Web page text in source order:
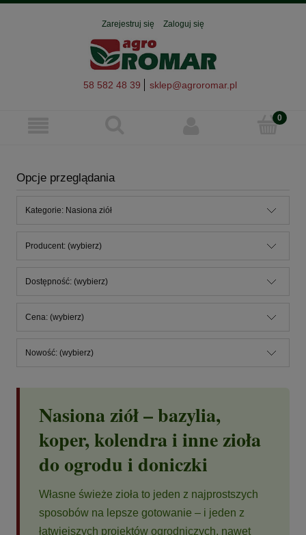
Zarejestruj się Zaloguj się
58 582 48 39 sklep@agroromar.pl
Opcje przeglądania
Kategorie: Nasiona ziół
Producent: (wybierz)
Dostępność: (wybierz)
Cena: (wybierz)
Nowość: (wybierz)
Nasiona ziół – bazylia,
koper, kolendra i inne zioła
do ogrodu i doniczki
Własne świeże zioła to jeden z najprostszych
sposobów na lepsze gotowanie – i jeden z
łatwiejszych projektów ogrodniczych, nawet